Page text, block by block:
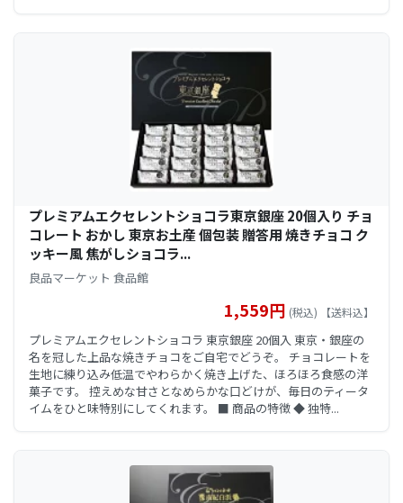
プレミアムエクセレントショコラ東京銀座 20個入り チョ
コレート おかし 東京お土産 個包装 贈答用 焼きチョコ ク
ッキー風 焦がしショコラ...
良品マーケット 食品館
1,559円 (税込) 【送料込】
プレミアムエクセレントショコラ 東京銀座 20個入 東京・銀座の
名を冠した上品な焼きチョコをご自宅でどうぞ。 チョコレートを
生地に練り込み低温でやわらかく焼き上げた、ほろほろ食感の洋
菓子です。 控えめな甘さとなめらかな口どけが、毎日のティータ
イムをひと味特別にしてくれます。 ■ 商品の特徴 ◆ 独特...